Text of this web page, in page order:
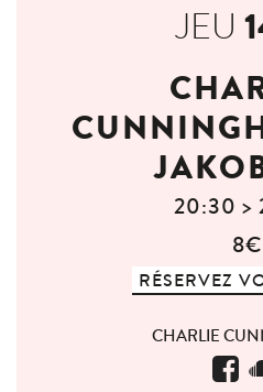
JEU
20:30 >
8€
RÉSERVEZ
CHARLIE